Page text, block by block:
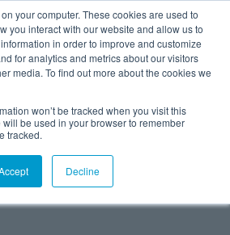
your computer. These cookies are used to
you interact with our website and allow us to
in order to improve and customize
for analytics and metrics about our visitors
media. To find out more about the cookies we
won’t be tracked when you visit this
be used in your browser to remember
tracked.
Decline
Folder